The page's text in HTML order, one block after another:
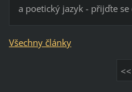
a poetický jazyk - přijďte se
Všechny články
<<